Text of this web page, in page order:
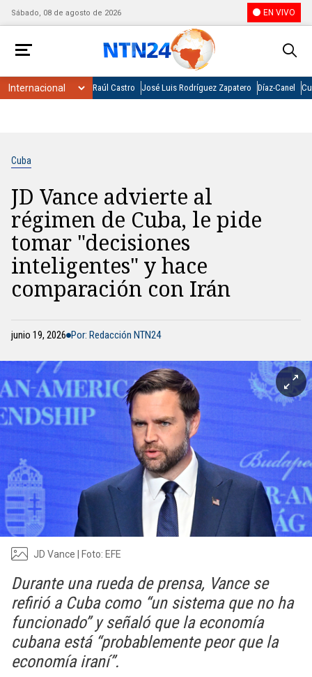
Sábado, 08 de agosto de 2026 EN VIVO
Raúl Castro José Luis Rodríguez Zapatero Díaz-Canel
Cuba
JD Vance advierte al
régimen de Cuba, le pide
tomar "decisiones
inteligentes" y hace
comparación con Irán
junio 19, 2026 Por: Redacción NTN24
JD Vance | Foto: EFE
Durante una rueda de prensa, Vance se
refirió a Cuba como “un sistema que no ha
funcionado” y señaló que la economía
cubana está “probablemente peor que la
economía iraní”.